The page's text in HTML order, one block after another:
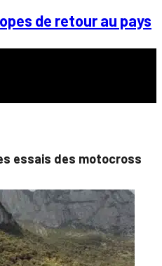
de retour au pays
essais des motocross